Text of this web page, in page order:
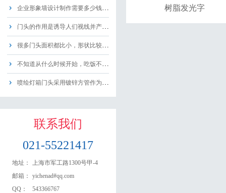
企业形象墙设计制作需要多少钱？企业形象墙......
门头的作用是诱导人们视线并产生兴趣，激发......
很多门头面积都比小，形状比较单一，就是个......
不知道从什么时候开始，吃饭不再单纯地只是......
喷绘灯箱门头采用镀锌方管作为内部钢架。常......
联系我们
021-55221417
地址：
上海市军工路1300号甲-4
邮箱：
yichenad#qq.com
QQ：
543366767
树脂发光字